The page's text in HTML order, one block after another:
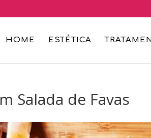
HOME ESTÉTICA
Salada de Favas